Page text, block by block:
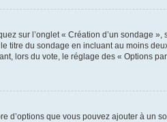
sur l’onglet « Création d’un sondage
titre du sondage en incluant au moins
lors du vote, le réglage des « Options
d’options que vous pouvez ajouter à